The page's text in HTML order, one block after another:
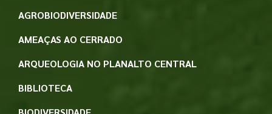
AGROBIODIVERSIDADE
AMEAÇAS AO CERRADO
ARQUEOLOGIA NO PLANALTO CENTRAL
BIBLIOTECA